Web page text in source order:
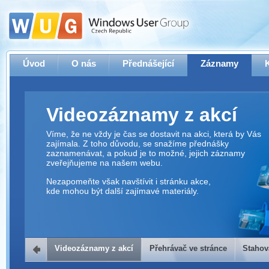
Úvod O nás Přednášející Záznamy
Videozáznamy z akcí
Víme, že ne vždy je čas se dostavit na akci, která by Vás
zajímala. Z toho důvodu, se snažíme přednášky
zaznamenávat, a pokud je to možné, jejich záznamy
zveřejňujeme na našem webu.
Nezapomeňte však navštívit i stránku akce,
kde mohou být další zajímavé materiály.
Přehrávač ve stránce
Videozáznamy z akcí Přehrávač ve stránce